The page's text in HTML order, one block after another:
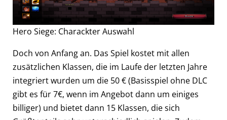
Hero Siege: Charackter Auswahl
Doch von Anfang an. Das Spiel kostet mit allen
zusätzlichen Klassen, die im Laufe der letzten Jahre
integriert wurden um die 50 € (Basisspiel ohne DLC
gibt es für 7€, wenn im Angebot dann um einiges
billiger) und bietet dann 15 Klassen, die sich